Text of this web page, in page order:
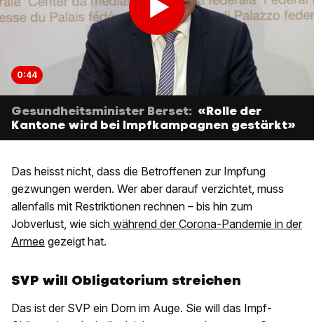
0:44
Gesundheitsminister Berset: «Rolle der
Kantone wird bei Impfkampagnen gestärkt»
Das heisst nicht, dass die Betroffenen zur Impfung
gezwungen werden. Wer aber darauf verzichtet, muss
allenfalls mit Restriktionen rechnen – bis hin zum
Jobverlust, wie sich während der Corona-Pandemie in der
Armee gezeigt hat.
SVP will Obligatorium streichen
Das ist der SVP ein Dorn im Auge. Sie will das Impf-